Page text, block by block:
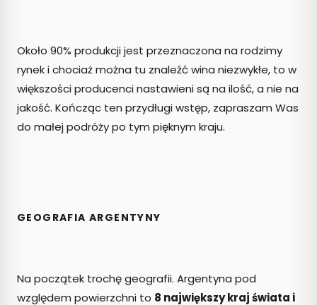
wino
kartonie?
2026-
07-19
ABC
WINA
z
2026-
07-16
Około 90% produkcji jest przeznaczona na rodzimy
rynek i chociaż można tu znaleźć wina niezwykłe, to w
większości producenci nastawieni są na ilość, a nie na
jakość. Kończąc ten przydługi wstęp, zapraszam Was
do małej podróży po tym pięknym kraju.
GEOGRAFIA ARGENTYNY
Na początek trochę geografii. Argentyna pod
względem powierzchni to 8 największy kraj świata i